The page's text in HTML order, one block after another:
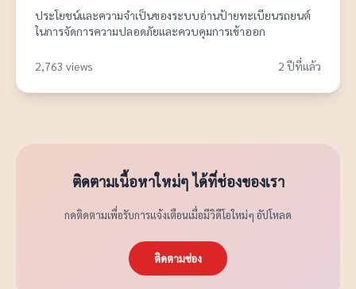
ประโยชน์และความจำเป็นของระบบอ่านป้ายทะเบียนรถยนต์
ในการจัดการความปลอดภัยและควบคุมการเข้าออก
2,763 views 2 ปีที่แล้ว
ติดตามเนื้อหาใหม่ๆ ได้ที่ช่องของเรา
กดติดตามเพื่อรับการแจ้งเตือนเมื่อมีวิดีโอใหม่ๆ อัปโหลด
ติดตามช่อง